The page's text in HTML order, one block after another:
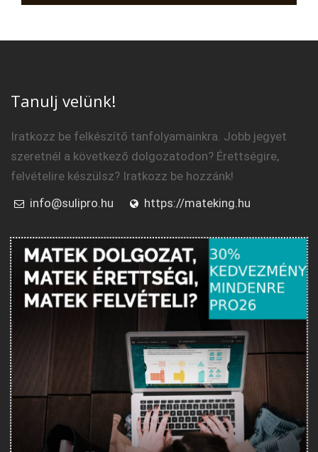
Tanulj velünk!
Iratkozz be felkészítő tanfolyamainkra. Jobb jegyet
szeretnél a következő dolgozatodon? Érettségire,
felvételire készülsz? Iratkozz be hozzánk!
info@sulipro.hu
https://mateking.hu